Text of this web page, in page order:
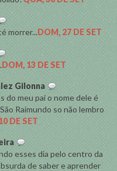
morrer...DOM, 27 DE SET
DOM, 13 DE SET
Gilonna
do meu pai o nome dele é
Raimundo so não lembro
DE SET
esses dia pelo centro da
de saber e aprender